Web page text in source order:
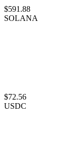
$591.88
SOLANA
$72.56
USDC